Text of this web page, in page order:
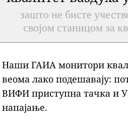
зашто не бисте
својом станицом за
Наши ГАИА монитори
веома лако подешавају:
ВИФИ приступна тачка и
напајање.